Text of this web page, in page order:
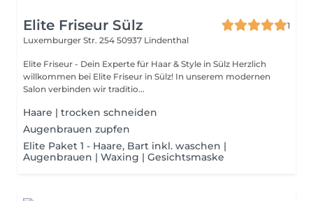
Elite Friseur Sülz
1
Luxemburger Str. 254 50937 Lindenthal
Elite Friseur - Dein Experte für Haar & Style in Sülz Herzlich
willkommen bei Elite Friseur in Sülz! In unserem modernen
Salon verbinden wir traditio...
Haare | trocken schneiden
Augenbrauen zupfen
Elite Paket 1 - Haare, Bart inkl. waschen |
Augenbrauen | Waxing | Gesichtsmaske